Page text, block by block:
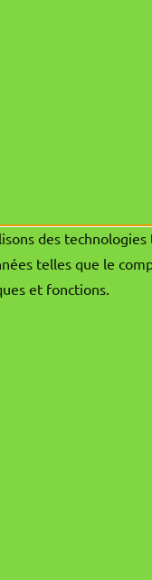
des
telles que le
et fonctions.